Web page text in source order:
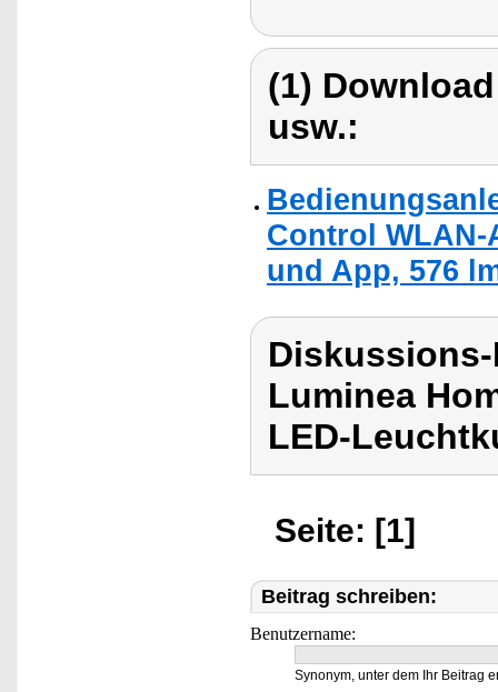
(1)
usw.:
Control WLAN-
und App, 576
Luminea
LED-
Seite: [1]
Beitrag schreiben:
Benutzername:
Synonym, unter dem Ihr Beitrag